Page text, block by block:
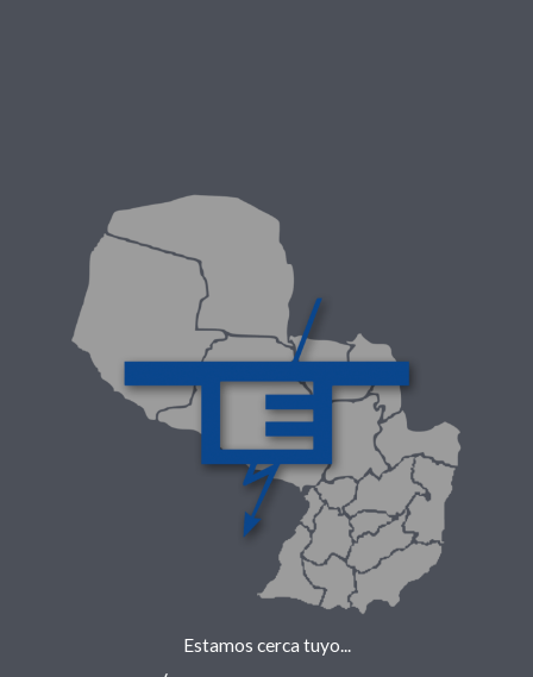
Estamos cerca tuyo...